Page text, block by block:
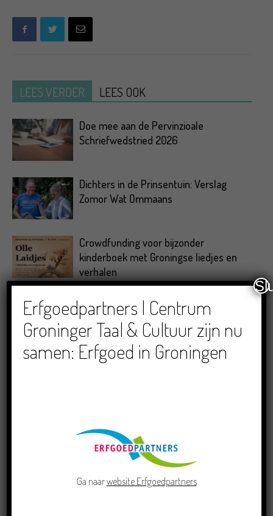
LEES VERDER LEES OOK
Doe mee aan de Pervinzioale
Schriefwedstried 2026
Dichters in de Prinsentuin: Verslag
Zomor Wat Ommaans
Crowdfunding voor bijzonder
kinderboek met Groningse liedjes en
verhalen
RECENTE BERICHTEN
Doe mee aan de Pervinzioale Schriefwedstried
Erfgoedpartners | Centrum
Groninger Taal & Cultuur zijn nu
samen: Erfgoed in Groningen
Ga naarwebsite Erfgoedpartners